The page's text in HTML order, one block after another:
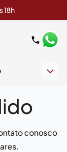
18h
conosco